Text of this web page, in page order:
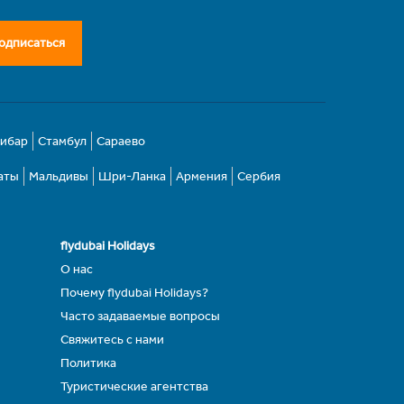
Стамбул Сараево
Мальдивы Шри-Ланка Армения Сербия
flydubai Holidays
О нас
Почему flydubai Holidays?
Часто задаваемые вопросы
Свяжитесь с нами
Политика
Туристические агентства